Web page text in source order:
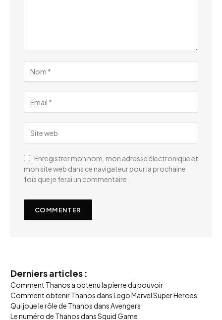
Enregistrer mon nom, mon adresse électronique et
mon site web dans ce navigateur pour la prochaine
fois que je ferai un commentaire.
Derniers articles :
Comment Thanos a obtenu la pierre du pouvoir
Comment obtenir Thanos dans Lego Marvel Super Heroes
Qui joue le rôle de Thanos dans Avengers
Le numéro de Thanos dans Squid Game